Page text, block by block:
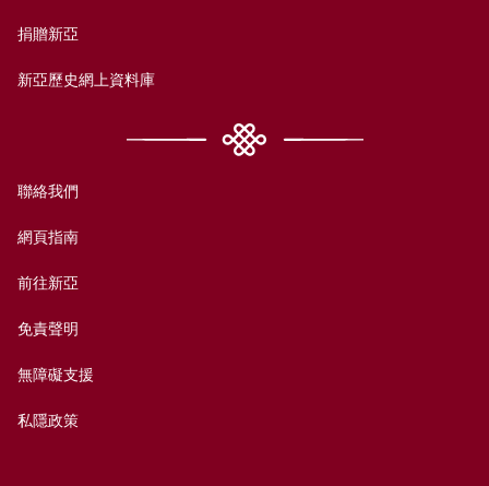
捐贈新亞
新亞歷史網上資料庫
聯絡我們
網頁指南
前往新亞
免責聲明
無障礙支援
私隱政策